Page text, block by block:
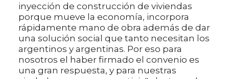
inyección de construcción de viviendas
porque mueve la economía, incorpora
rápidamente mano de obra además de dar
una solución social que tanto necesitan los
argentinos y argentinas. Por eso para
nosotros el haber firmado el convenio es
una gran respuesta, y para nuestras